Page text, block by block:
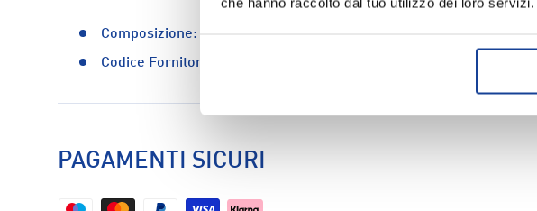
Composizione:
Codice Fornitore:
PAGAMENTI SICURI